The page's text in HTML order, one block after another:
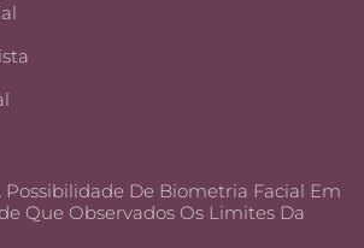
Possibilidade De Biometria Facial Em
Que Observados Os Limites Da